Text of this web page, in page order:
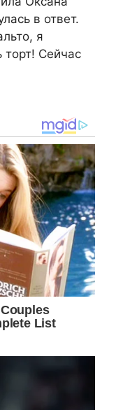
в ответ.
я
торт! Сейчас